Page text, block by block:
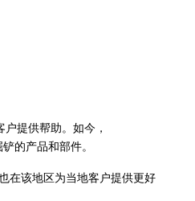
提供帮助。如今，
的产品和部件。
在该地区为当地客户提供更好